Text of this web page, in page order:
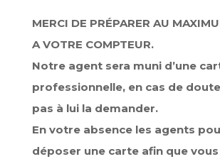
MERCI DE PRÉPARER AU
A VOTRE COMPTEUR.
Notre agent sera muni d’une
professionnelle, en cas de
pas à lui la demander.
En votre absence les agents
déposer une carte afin que